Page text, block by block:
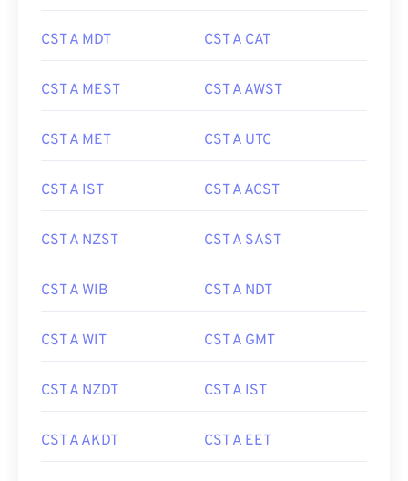
CST A MDT CST A CAT
CST A MEST CST A AWST
CST A MET CST A UTC
CST A IST CST A ACST
CST A NZST CST A SAST
CST A WIB CST A NDT
CST A WIT CST A GMT
CST A NZDT CST A IST
CST A AKDT CST A EET